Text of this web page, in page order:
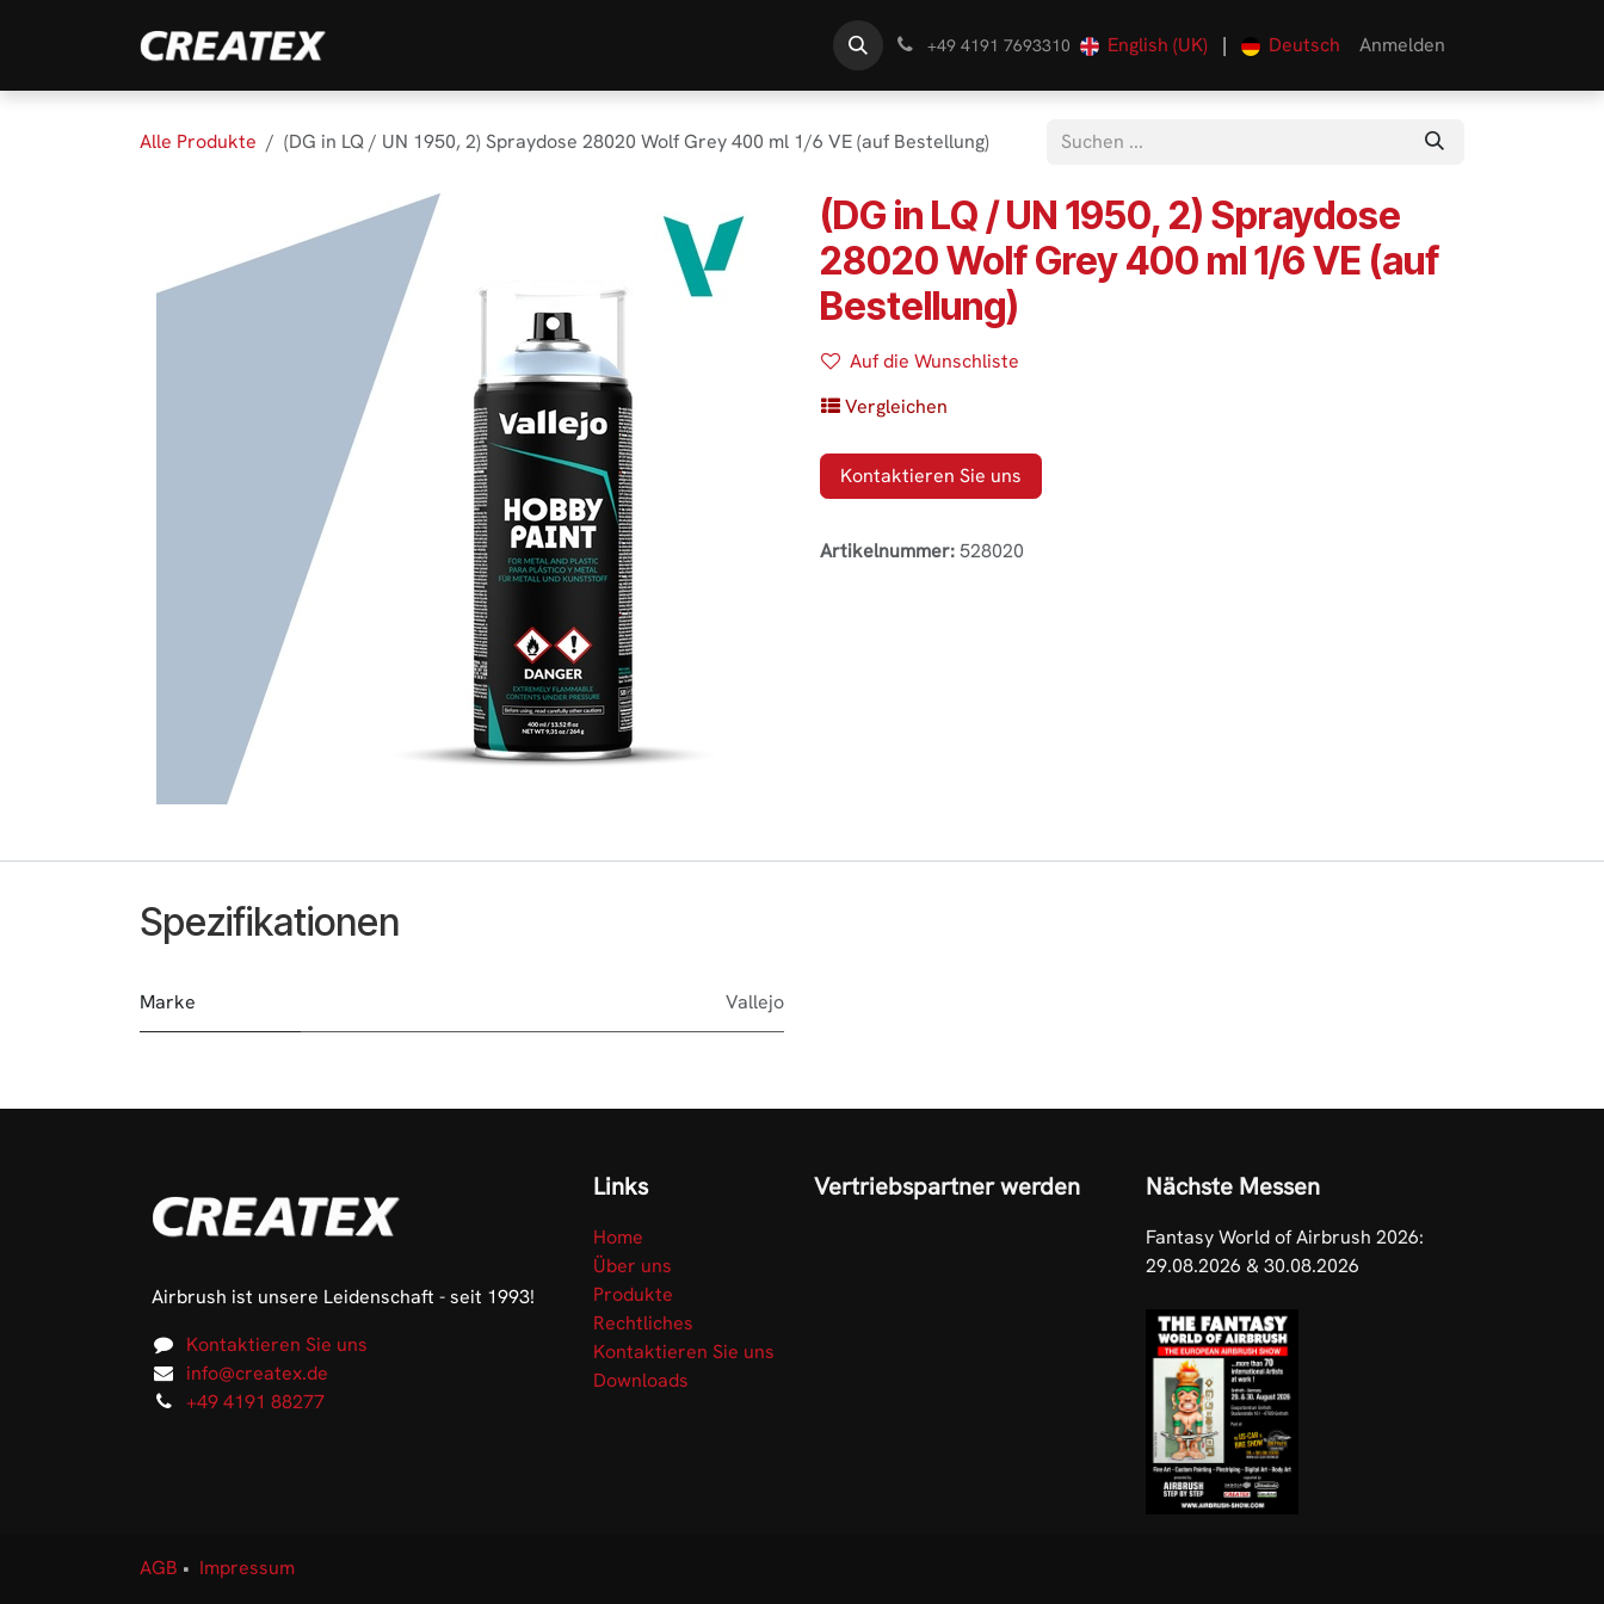
+49 4191 7693310 English (UK) | Deutsch Anmelden
Alle Produkte (DG in LQ / UN 1950, 2) Spraydose 28020 Wolf Grey 400 ml 1/6 VE (auf Bestellung)
(DG in LQ / UN 1950, 2) Spraydose
28020 Wolf Grey 400 ml 1/6 VE (auf
Bestellung)
Auf die Wunschliste
Vergleichen
Kontaktieren Sie uns
Artikelnummer:528020
Spezifikationen
Marke Vallejo
Airbrush ist unsere Leidenschaft - seit 1993!
Kontaktieren Sie uns
info@createx.de
+49 4191 88277
Links
Home
Über uns
Produkte
Rechtliches
Kontaktieren Sie uns
Downloads
Vertriebspartner werden Nächste Messen
Fantasy World of Airbrush 2026:
29.08.2026 & 30.08.2026
AGB • Impressum